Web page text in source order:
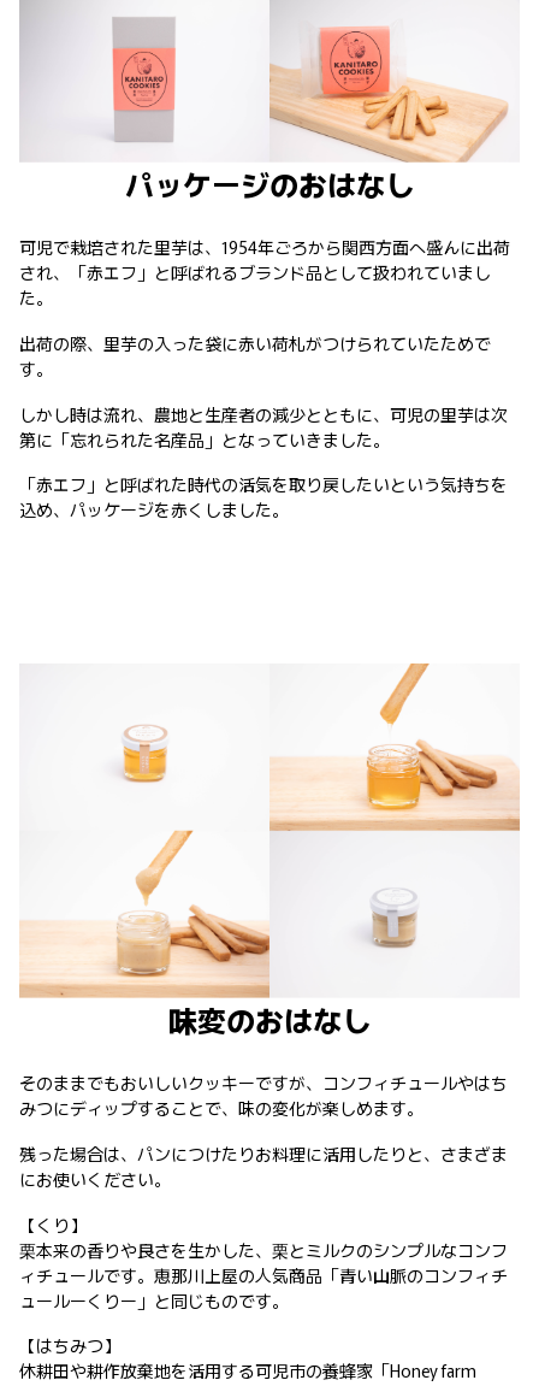
パッケージのおはなし
可児で栽培された里芋は、1954年ごろから関西方面へ盛んに出荷
され、「赤エフ」と呼ばれるブランド品として扱われていまし
た。
出荷の際、里芋の入った袋に赤い荷札がつけられていたためで
す。
しかし時は流れ、農地と生産者の減少とともに、可児の里芋は次
第に「忘れられた名産品」となっていきました。
「赤エフ」と呼ばれた時代の活気を取り戻したいという気持ちを
込め、パッケージを赤くしました。
味変のおはなし
そのままでもおいしいクッキーですが、コンフィチュールやはち
みつにディップすることで、味の変化が楽しめます。
残った場合は、パンにつけたりお料理に活用したりと、さまざま
にお使いください。
【くり】
栗本来の香りや良さを生かした、栗とミルクのシンプルなコンフ
ィチュールです。恵那川上屋の人気商品「青い山脈のコンフィチ
ュールーくりー」と同じものです。
【はちみつ】
休耕田や耕作放棄地を活用する可児市の養蜂家「Honey farm